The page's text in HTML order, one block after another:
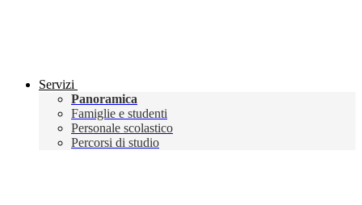
Servizi
Panoramica
Famiglie e studenti
Personale scolastico
Percorsi di studio